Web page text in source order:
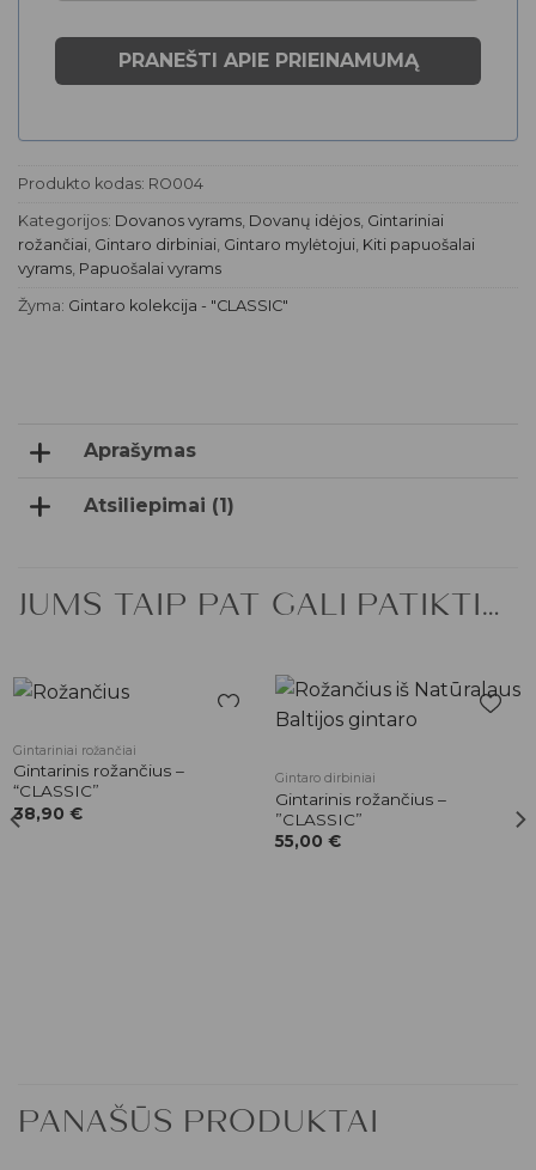
Produkto kodas: RO004
Kategorijos: Dovanos vyrams, Dovanų idėjos, Gintariniai
rožančiai, Gintaro dirbiniai, Gintaro mylėtojui, Kiti papuošalai
vyrams, Papuošalai vyrams
Žyma: Gintaro kolekcija - "CLASSIC"
Aprašymas
Atsiliepimai (1)
JUMS TAIP PAT GALI PATIKTI…
Gintariniai rožančiai
Gintarinis rožančius –
“CLASSIC”
38,90 €
Gintaro dirbiniai
Gintarinis rožančius –
”CLASSIC”
55,00 €
PANAŠŪS PRODUKTAI